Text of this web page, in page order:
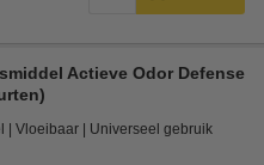
Actieve Odor Defense
Vloeibaar Universeel gebruik